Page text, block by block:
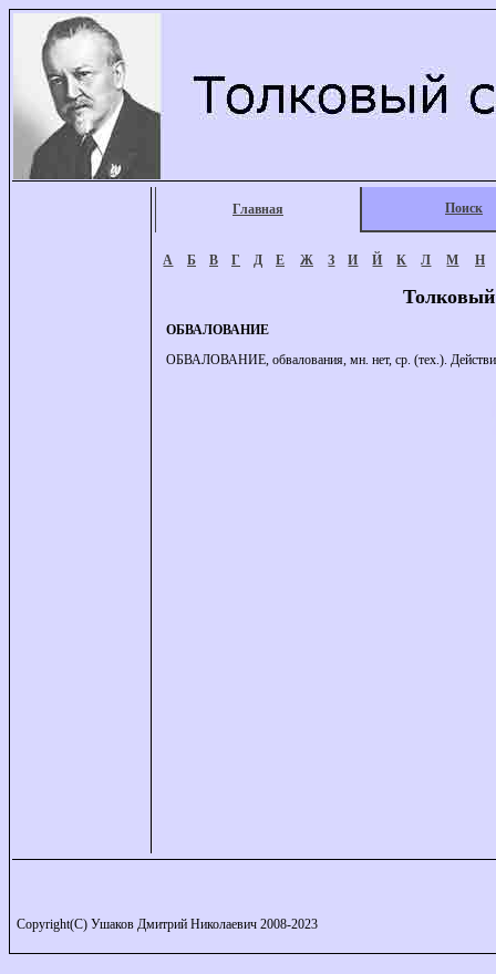
Главная Поиск
А Б В Г Д Е Ж З И Й К Л М Н
ОБВАЛОВАНИЕ
ОБВАЛОВАНИЕ, обвалования, мн. нет, ср. (тех.). Действие
Copyright(C) Ушаков Дмитрий Николаевич 2008-2023